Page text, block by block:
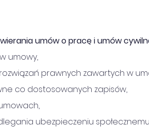
umów o pracę i umów
umowy,
prawnych zawartych w
co dostosowanych zapisów,
ubezpieczeniu społecznemu